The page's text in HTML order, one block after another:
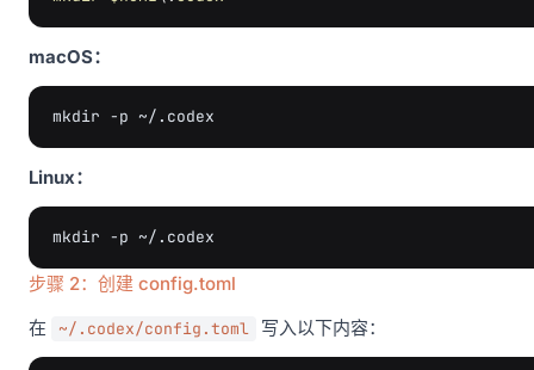
macOS：
mkdir -p
Linux：
mkdir -p
步骤 2：创建 config.toml
在
~/.codex/config.toml 写入以下内容：